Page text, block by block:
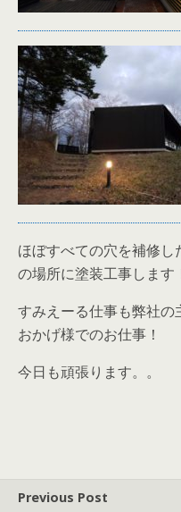
ほぼすべての穴を補修
の場所に塗装工事しま
すみえーる仕事も弊社
おかげ様でのお仕事！
今日も頑張ります。。
Previous Post